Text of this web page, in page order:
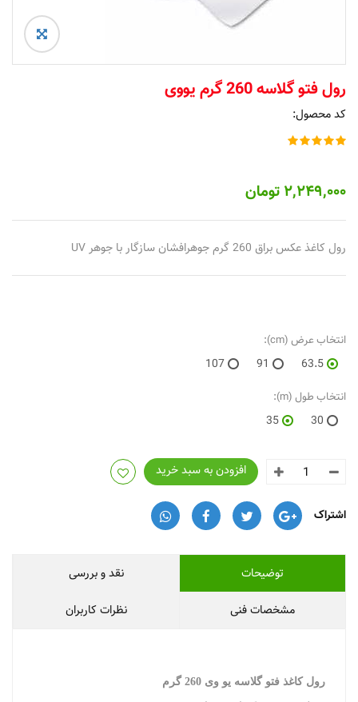
رول فتو گلاسه 260 گرم یووی
کد محصول:
۲,۲۴۹,۰۰۰ تومان
رول کاغذ عکس براق 260 گرم جوهرافشان سازگار با جوهر UV
انتخاب عرض (cm):
63.5
91
107
انتخاب طول (m):
30
35
افزودن به سبد خرید
اشتراک
توضیحات
نقد و بررسی
مشخصات فنی
نظرات کاربران
رول کاغذ فتو گلاسه یو وی 260 گرم